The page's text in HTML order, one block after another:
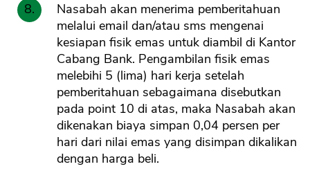
Nasabah akan menerima pemberitahuan
melalui email dan/atau sms mengenai
kesiapan fisik emas untuk diambil di Kantor
Cabang Bank. Pengambilan fisik emas
melebihi 5 (lima) hari kerja setelah
pemberitahuan sebagaimana disebutkan
pada point 10 di atas, maka Nasabah akan
dikenakan biaya simpan 0,04 persen per
hari dari nilai emas yang disimpan dikalikan
dengan harga beli.